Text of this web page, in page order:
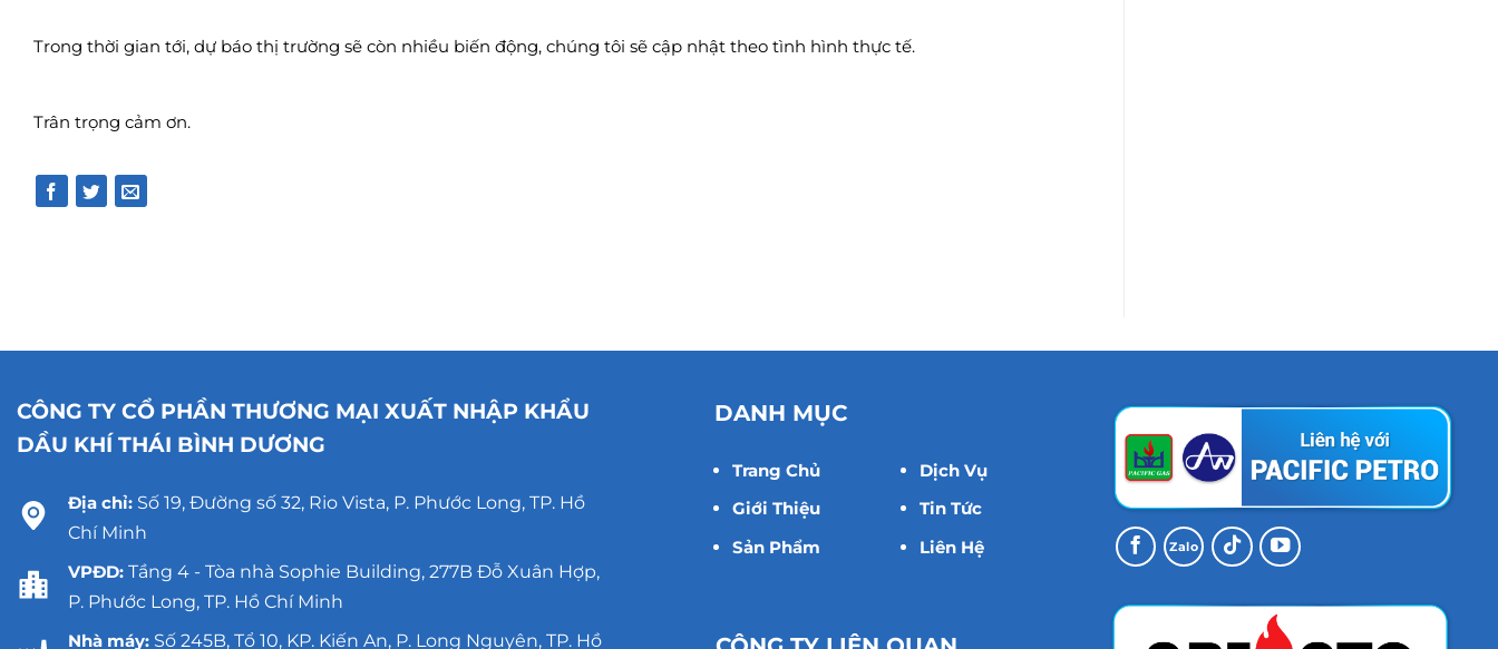
Trong thời gian tới, dự báo thị trường sẽ còn nhiều biến động, chúng tôi sẽ cập nhật theo tình hình thực tế.
Trân trọng cảm ơn.
CÔNG TY CỔ PHẦN THƯƠNG MẠI XUẤT NHẬP KHẨU
DẦU KHÍ THÁI BÌNH DƯƠNG
Địa chỉ: Số 19, Đường số 32, Rio Vista, P. Phước Long, TP. Hồ
Chí Minh
VPĐD: Tầng 4 - Tòa nhà Sophie Building, 277B Đỗ Xuân Hợp,
P. Phước Long, TP. Hồ Chí Minh
Nhà máy: Số 245B, Tổ 10, KP. Kiến An, P. Long Nguyên, TP. Hồ
DANH MỤC
Trang Chủ
Dịch Vụ
Giới Thiệu
Tin Tức
Sản Phẩm
Liên Hệ